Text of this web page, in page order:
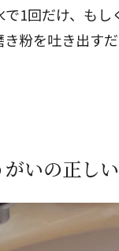
1回だけ、もし
粉を吐き出す
いの正し